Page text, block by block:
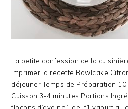
La petite confession de la
Imprimer la recette Bowlcake
déjeuner Temps de Préparation 10
Cuisson 3-4 minutes Portions